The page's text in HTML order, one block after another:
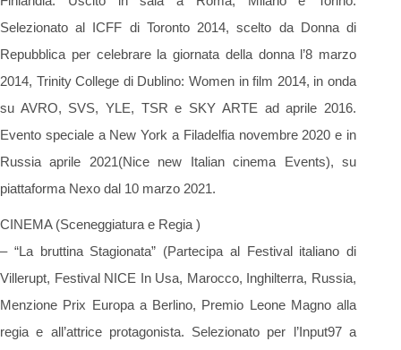
Selezionato al ICFF di Toronto 2014, scelto da Donna di
Repubblica per celebrare la giornata della donna l’8 marzo
2014, Trinity College di Dublino: Women in film 2014, in onda
su AVRO, SVS, YLE, TSR e SKY ARTE ad aprile 2016.
Evento speciale a New York a Filadelfia novembre 2020 e in
Russia aprile 2021(Nice new Italian cinema Events), su
piattaforma Nexo dal 10 marzo 2021.
CINEMA (Sceneggiatura e Regia )
– “La bruttina Stagionata” (Partecipa al Festival italiano di
Villerupt, Festival NICE In Usa, Marocco, Inghilterra, Russia,
Menzione Prix Europa a Berlino, Premio Leone Magno alla
regia e all’attrice protagonista. Selezionato per l’Input97 a